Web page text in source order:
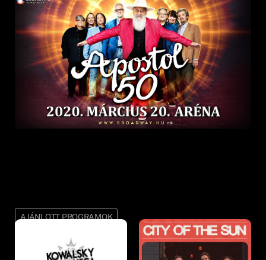
AJÁNLOTT PROGRAMOK